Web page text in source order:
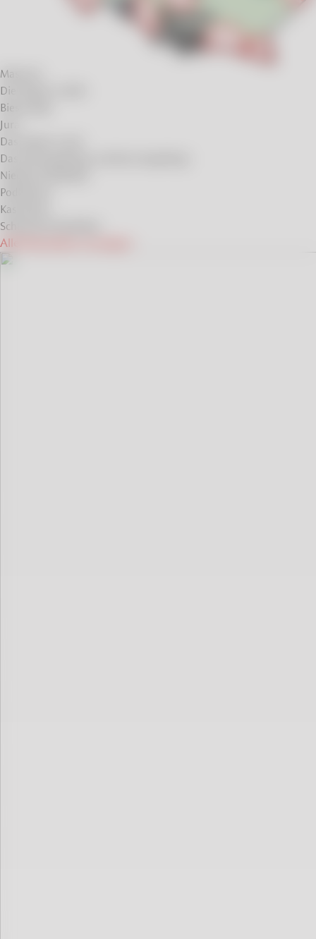
Masuren
Die Region Lublin
Bieszczady
Jura
Das Glatzer Land
Das Riesengebirge und das Isergebirge
Niederen Beskiden
Podlachien
Kaschubei
Schlesische Beskiden
Alle Reiseideen anzeigen